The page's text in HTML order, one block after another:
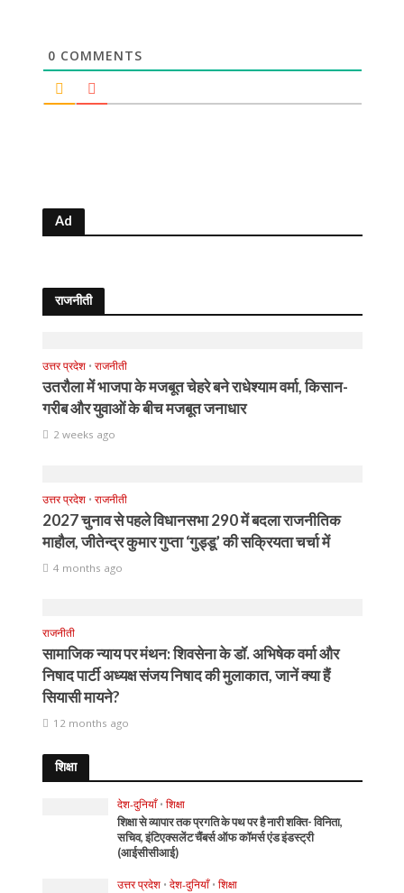
0 COMMENTS
Ad
राजनीती
उत्तर प्रदेश • राजनीती
उतरौला में भाजपा के मजबूत चेहरे बने राधेश्याम वर्मा, किसान-
गरीब और युवाओं के बीच मजबूत जनाधार
2 weeks ago
उत्तर प्रदेश • राजनीती
2027 चुनाव से पहले विधानसभा 290 में बदला राजनीतिक
माहौल, जीतेन्द्र कुमार गुप्ता ‘गुड्डू’ की सक्रियता चर्चा में
4 months ago
राजनीती
सामाजिक न्याय पर मंथन: शिवसेना के डॉ. अभिषेक वर्मा और
निषाद पार्टी अध्यक्ष संजय निषाद की मुलाकात, जानें क्या हैं
सियासी मायने?
12 months ago
शिक्षा
देश-दुनियाँ • शिक्षा
शिक्षा से व्यापार तक प्रगति के पथ पर है नारी शक्ति- विनिता,
सचिव, इंटिएक्सलेंट चैंबर्स ऑफ कॉमर्स एंड इंडस्ट्री
(आईसीसीआई)
उत्तर प्रदेश • देश-दुनियाँ • शिक्षा